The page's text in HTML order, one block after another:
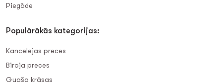
Piegāde
Populārākās kategorijas:
Kancelejas preces
Biroja preces
Guaša krāsas